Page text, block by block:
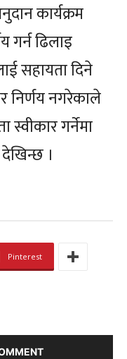
कार्यक्रम
गर्न ढिलाइ
सहायता दिने
निर्णय नगरेकाले
गर्नेमा
।
Pinterest